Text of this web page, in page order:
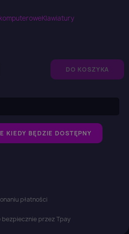
Klawiatury
DO KOSZYKA
KIEDY BĘDZIE DOSTĘPNY
płatności
bezpiecznie przez Tpay